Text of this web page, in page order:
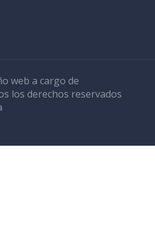
web a cargo de
los derechos reservados